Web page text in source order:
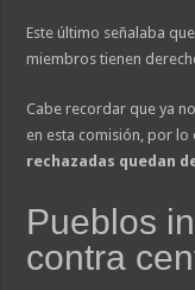
Este último señalaba
miembros tienen
Cabe recordar que ya
en esta comisión, por lo
rechazadas quedan
Pueblos
contra